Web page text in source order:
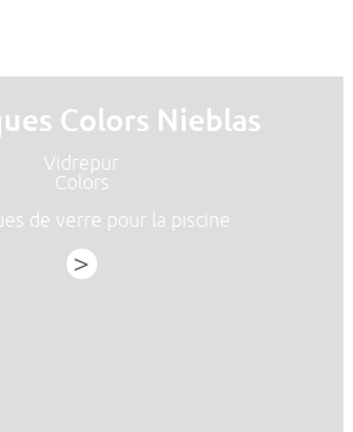
Colors Nieblas
Vidrepur
Colors
de verre pour la piscine
>